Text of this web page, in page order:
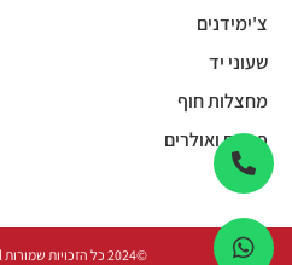
צ'ימידנים
שעוני יד
מחצלות חוף
פנסים ואולרים
©2024 כל הזכויות שמורות portmaneyal.co.il